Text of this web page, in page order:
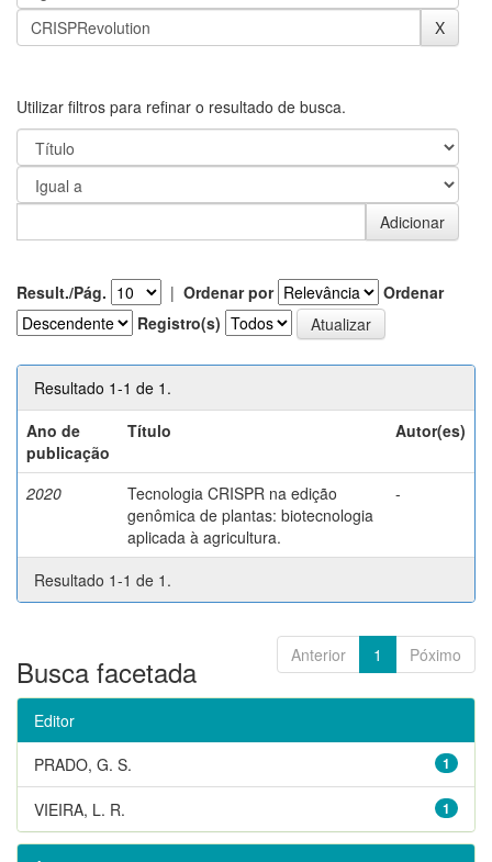
Utilizar filtros para refinar o resultado de busca.
Result./Pág. | Ordenar por
Ordenar
Registro(s)
Resultado 1-1 de 1.
Ano de
publicação
Título Autor(es)
2020
Tecnologia CRISPR na edição
genômica de plantas: biotecnologia
aplicada à agricultura.
-
Resultado 1-1 de 1.
Anterior 1 Póximo
Busca facetada
Editor
1
PRADO, G. S.
1
VIEIRA, L. R.